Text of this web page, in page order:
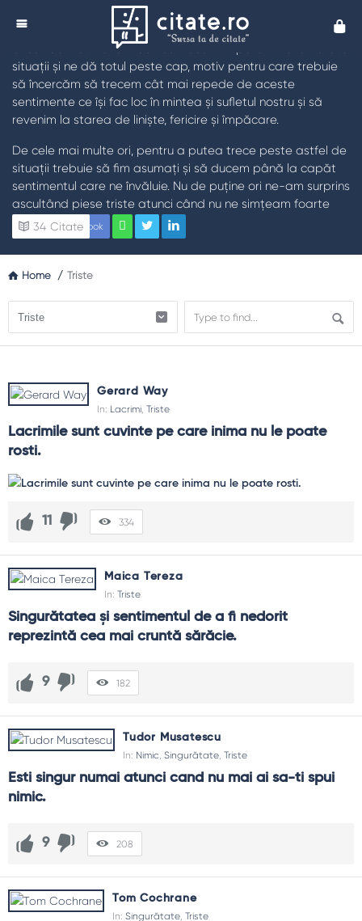
Tristețea este un sentiment cu care ne întâlnim adesea,
oricât de mult ne-am dori să îl ocolim. Apare în nenumărate
situații și ne dă totul peste cap, motiv pentru care trebuie
să încercăm să trecem cât mai repede de aceste
sentimente ce își fac loc în mintea și sufletul nostru și să
revenim la starea de liniște, fericire și împăcare.
De cele mai multe ori, pentru a putea trece peste astfel de
situații trebuie să fim asumați și să ducem până la capăt
sentimentul care ne învăluie. Nu de puține ori ne-am surprins
ascultând piese triste atunci când nu ne simțeam foarte
bine, vizionând drame sau citind cărți cu povești de viață
care să ne marcheze.
De aceea, citatele triste ne pot ajuta atât să trecem peste
adevărat sensurile vieții și amalgamul de trăiri care își pun
amprenta asupra noastră.
tocmai cei mai veseli oameni. De aceea, ar trebui să fim
conștienți că avem nevoie și de astfel de stări, iar citatele
celebre despre tristețe ne pot demonstra ca nu suntem
niciodată singuri în asta.
Facebook
34 Citate
Home / Triste
Gerard Way
In: Lacrimi, Triste
Lacrimile sunt cuvinte pe care inima nu le poate
rosti.
11 334
Maica Tereza
In: Triste
Singurătatea și sentimentul de a fi nedorit
reprezintă cea mai cruntă sărăcie.
9 182
Tudor Musatescu
In: Nimic Singurătate Triste
Esti singur numai atunci cand nu mai ai sa-ti spui
nimic.
9 208
Tom Cochrane
In: Singurătate Triste